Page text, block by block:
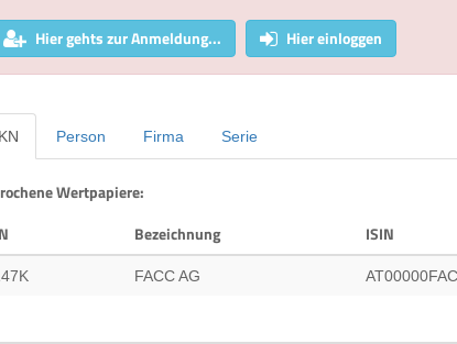
Hier gehts zur Anmeldung... Hier einloggen
Person Firma Serie
Wertpapiere:
Bezeichnung ISIN
FACC AG